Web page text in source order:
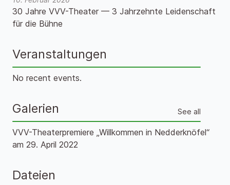
30 Jahre VVV-Theater — 3 Jahrzehnte Leidenschaft
für die Bühne
Veranstaltungen
No recent events.
Galerien See all
VVV-Theaterpremiere „Willkommen in Nedderknöfel“
am 29. April 2022
Dateien